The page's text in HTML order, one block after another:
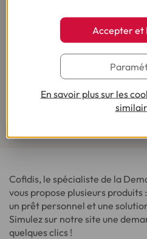
Pour votre besoin de crédit,
Cofidis le service qui fait
Lire les avis de nos clients
Cofidis, le spécialiste de la
vous propose plusieurs
un prêt personnel et une
Simulez sur notre site une
quelques clics !
Accepter et
En savoir plus sur les